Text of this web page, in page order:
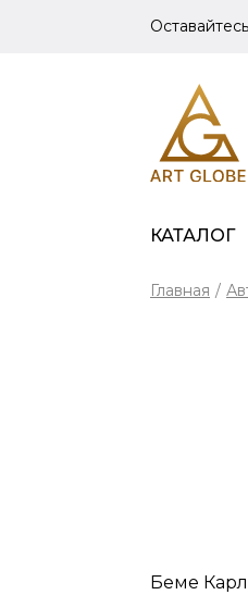
КАТАЛОГ
Главная /
Беме